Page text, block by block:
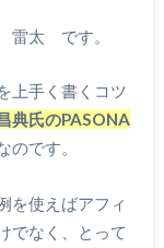
雷太 です。
上手く書くコツ
典氏のPASONA
です。
を使えばアフィ
でなく、とって